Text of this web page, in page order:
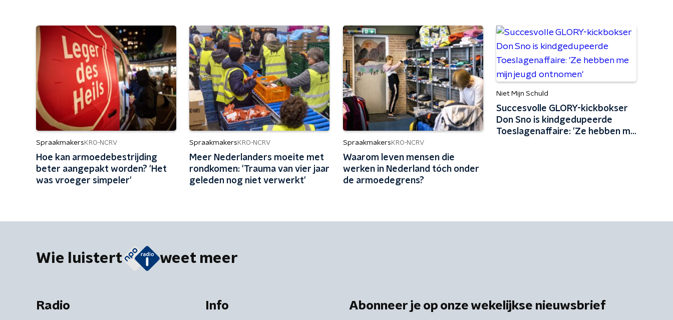
Spraakmakers KRO-NCRV
Hoe kan armoedebestrijding
beter aangepakt worden? 'Het
was vroeger simpeler'
Spraakmakers KRO-NCRV
Meer Nederlanders moeite met
rondkomen: 'Trauma van vier jaar
geleden nog niet verwerkt'
Spraakmakers KRO-NCRV
Waarom leven mensen die
werken in Nederland tóch onder
de armoedegrens?
Niet Mijn Schuld
Succesvolle GLORY-kickbokser
Don Sno is kindgedupeerde
Toeslagenaffaire: 'Ze hebben me
Wie luistert weet meer
Radio Info Abonneer je op onze wekelijkse nieuwsbrief